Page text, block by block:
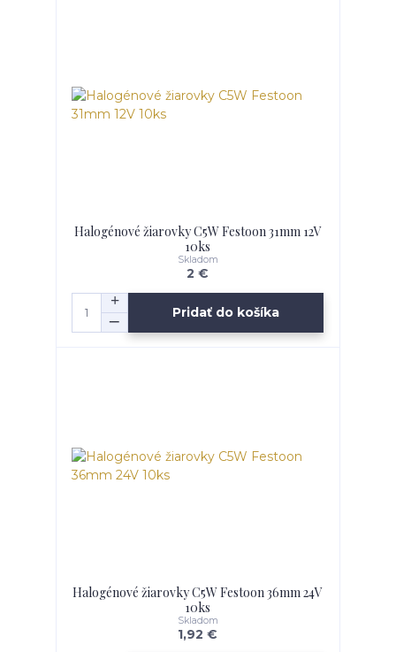
Halogénové žiarovky C5W Festoon 31mm 12V
10ks
2 €
Skladom
Pridať do košíka
Halogénové žiarovky C5W Festoon 36mm 24V
10ks
1,92 €
Skladom